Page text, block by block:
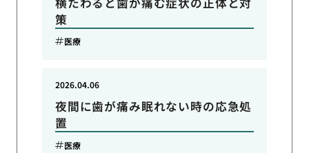
策
医療
夜間に歯が痛み眠れない時の応急処
置
2026.04.06
医療